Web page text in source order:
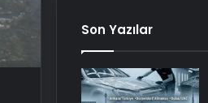
Son Yazılar